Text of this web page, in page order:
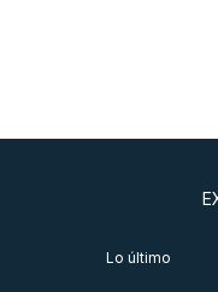
Lo último